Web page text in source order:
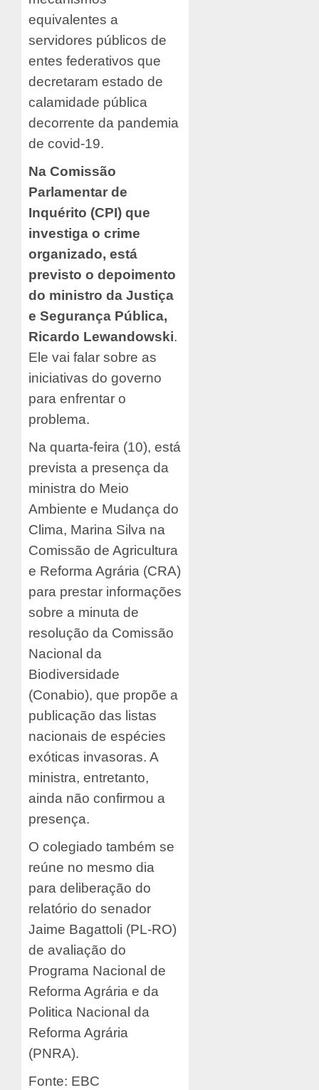
equivalentes a
servidores públicos de
entes federativos que
decretaram estado de
calamidade pública
decorrente da pandemia
de covid-19.
Na Comissão
Parlamentar de
Inquérito (CPI) que
investiga o crime
organizado, está
previsto o depoimento
do ministro da Justiça
e Segurança Pública,
Ricardo Lewandowski.
Ele vai falar sobre as
iniciativas do governo
para enfrentar o
problema.
Na quarta-feira (10), está
prevista a presença da
ministra do Meio
Ambiente e Mudança do
Clima, Marina Silva na
Comissão de Agricultura
e Reforma Agrária (CRA)
para prestar informações
sobre a minuta de
resolução da Comissão
Nacional da
Biodiversidade
(Conabio), que propõe a
publicação das listas
nacionais de espécies
exóticas invasoras. A
ministra, entretanto,
ainda não confirmou a
presença.
O colegiado também se
reúne no mesmo dia
para deliberação do
relatório do senador
Jaime Bagattoli (PL-RO)
de avaliação do
Programa Nacional de
Reforma Agrária e da
Politica Nacional da
Reforma Agrária
(PNRA).
Fonte: EBC